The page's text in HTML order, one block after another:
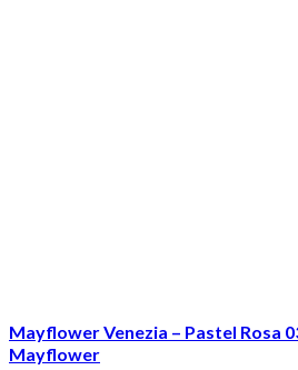
Mayflower Venezia – Pastel Rosa
Mayflower